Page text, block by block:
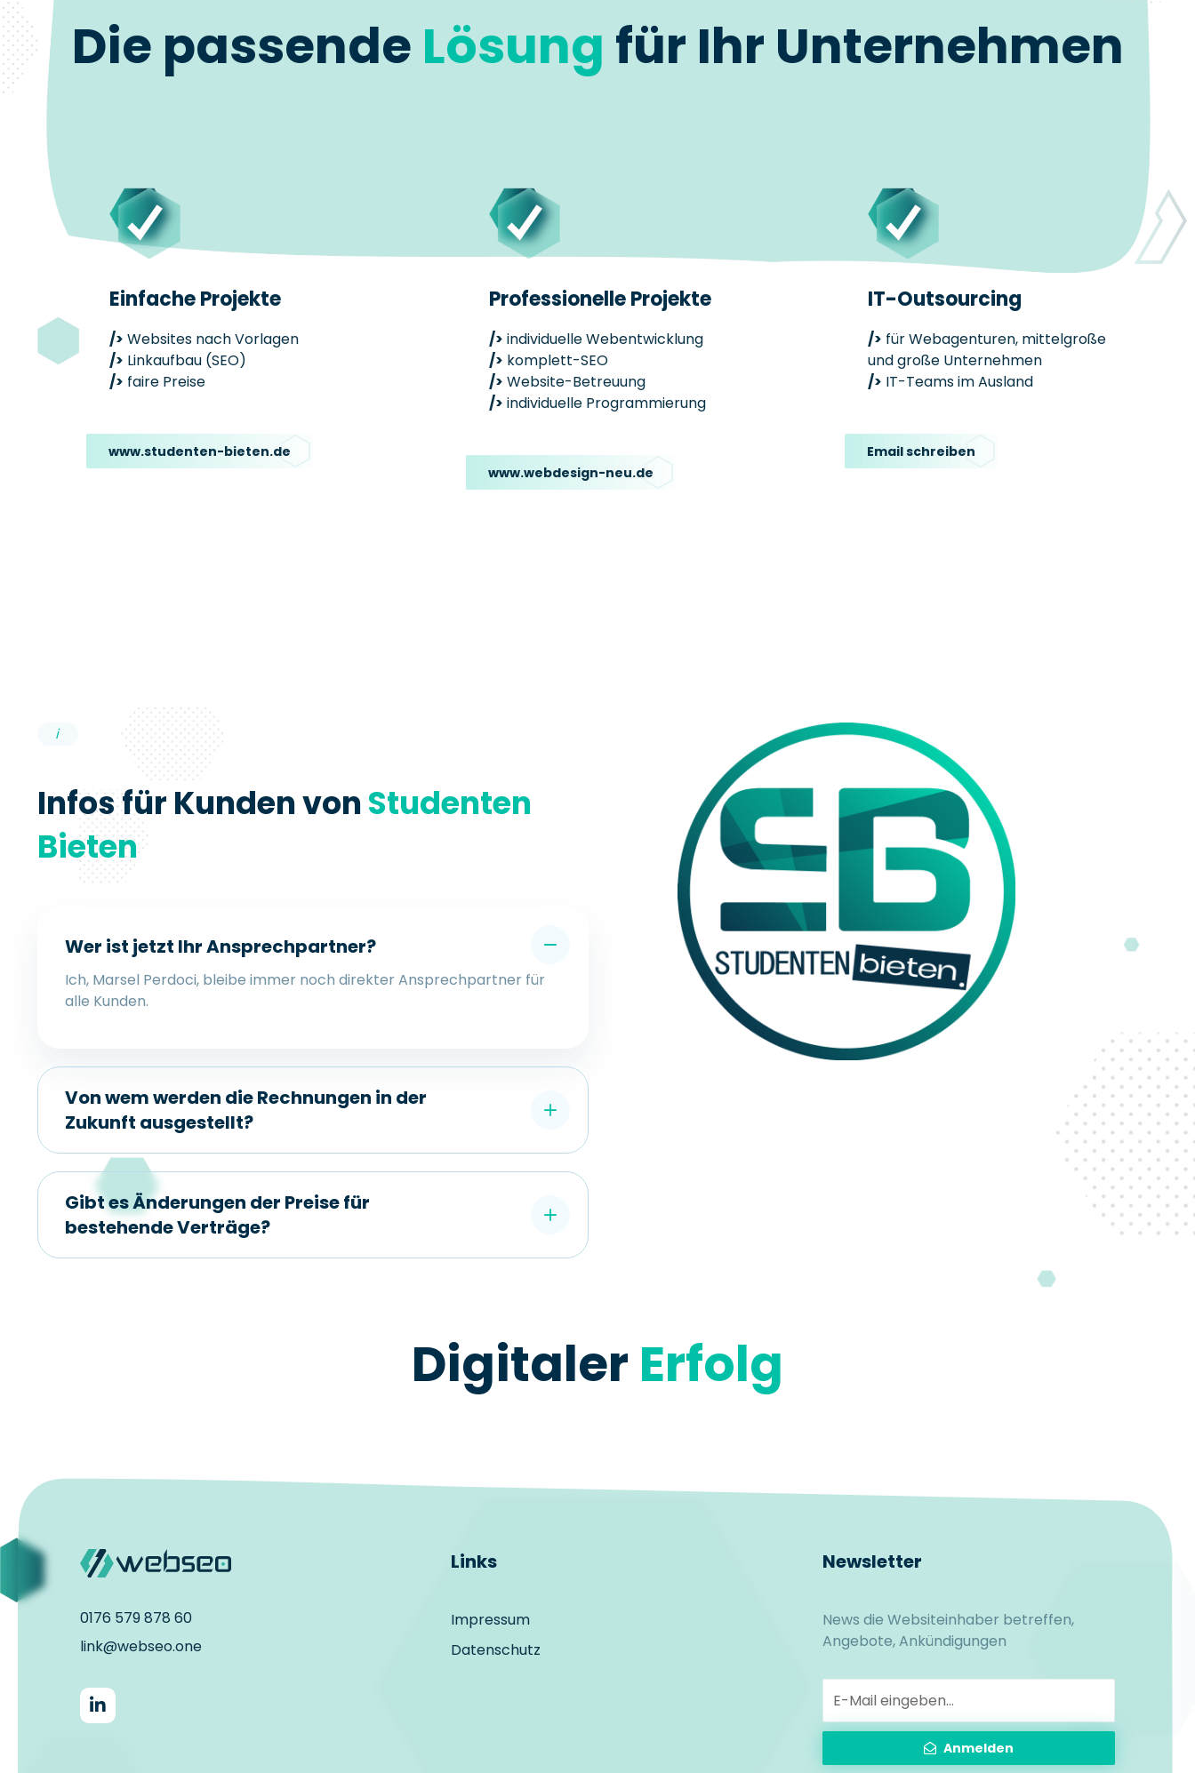
Die passende Lösung für Ihr Unternehmen
Einfache Projekte
/> Websites nach Vorlagen
/> Linkaufbau (SEO)
/> faire Preise
www.studenten-bieten.de
Professionelle Projekte
/> individuelle Webentwicklung
/> komplett-SEO
/> Website-Betreuung
/> individuelle Programmierung
www.webdesign-neu.de
IT-Outsourcing
/> für Webagenturen, mittelgroße
und große Unternehmen
/> IT-Teams im Ausland
Email schreiben
i
Infos für Kunden vonStudenten
Bieten
Wer ist jetzt Ihr Ansprechpartner?
Ich, Marsel Perdoci, bleibe immer noch direkter Ansprechpartner für
alle Kunden.
Von wem werden die Rechnungen in der
Zukunft ausgestellt?
Gibt es Änderungen der Preise für
bestehende Verträge?
Digitaler Erfolg
0176 579 878 60
link@webseo.one
Links
Impressum
Datenschutz
Newsletter
News die Websiteinhaber betreffen,
Angebote, Ankündigungen
Anmelden